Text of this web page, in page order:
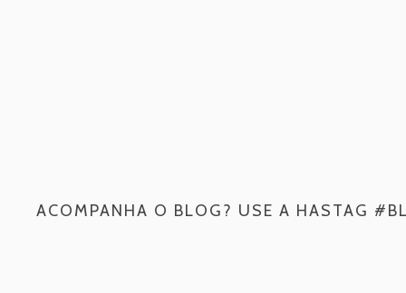
ACOMPANHA O BLOG? USE A HASTAG